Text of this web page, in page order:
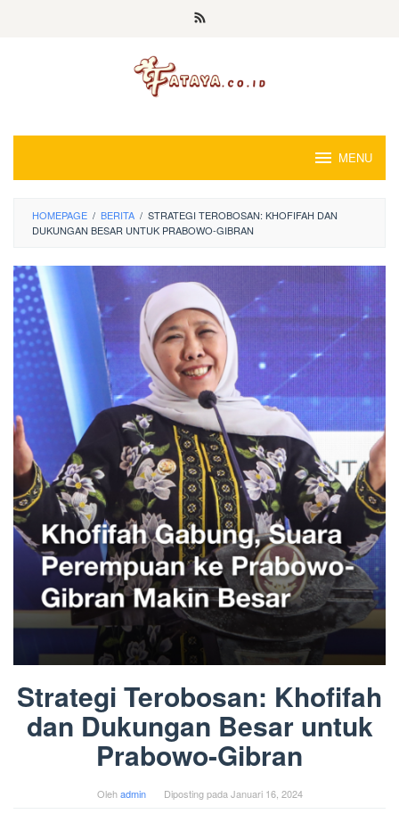
MENU
HOMEPAGE / BERITA / STRATEGI TEROBOSAN: KHOFIFAH DAN
DUKUNGAN BESAR UNTUK PRABOWO-GIBRAN
Strategi Terobosan: Khofifah
dan Dukungan Besar untuk
Prabowo-Gibran
Olehadmin Diposting pada Januari 16, 2024